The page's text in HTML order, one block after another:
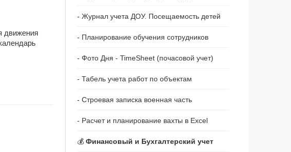
движения
- Журнал учета ДОУ. Посещаемость детей
- Планирование обучения сотрудников
- Фото Дня - TimeSheet (почасовой учет)
- Табель учета работ по объектам
- Строевая записка военная часть
- Расчет и планирование вахты в Excel
💰 Финансовый и Бухгалтерский учет